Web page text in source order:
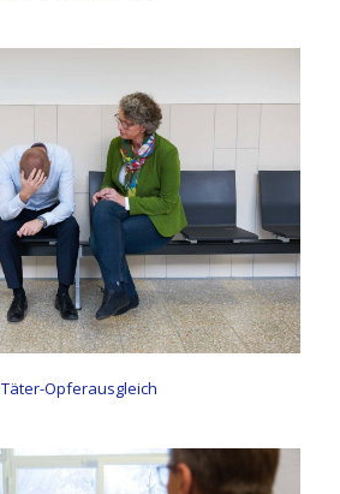
Täter-Opferausgleich